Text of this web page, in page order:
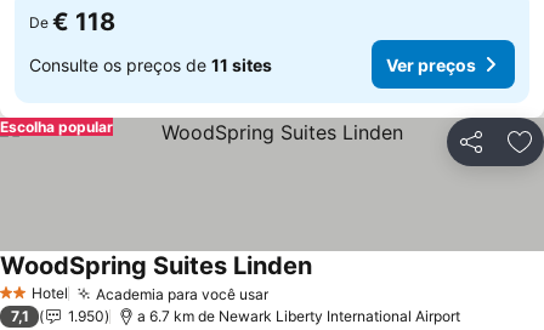
De € 118
Consulte os preços de 11 sites Ver preços
Partilhar
Escolha popular
2 Estrelas
Hotel Academia para você usar
WoodSpring Suites Linden
7,1 1.950 a 6.7 km de Newark Liberty International Airport